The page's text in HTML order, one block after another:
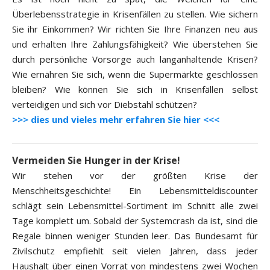
Überlebensstrategie in Krisenfällen zu stellen. Wie sichern
Sie ihr Einkommen? Wir richten Sie Ihre Finanzen neu aus
und erhalten Ihre Zahlungsfähigkeit? Wie überstehen Sie
durch persönliche Vorsorge auch langanhaltende Krisen?
Wie ernähren Sie sich, wenn die Supermärkte geschlossen
bleiben? Wie können Sie sich in Krisenfällen selbst
verteidigen und sich vor Diebstahl schützen?
>>> dies und vieles mehr erfahren Sie hier <<<
Vermeiden Sie Hunger in der Krise!
Wir stehen vor der größten Krise der
Menschheitsgeschichte! Ein Lebensmitteldiscounter
schlägt sein Lebensmittel-Sortiment im Schnitt alle zwei
Tage komplett um. Sobald der Systemcrash da ist, sind die
Regale binnen weniger Stunden leer. Das Bundesamt für
Zivilschutz empfiehlt seit vielen Jahren, dass jeder
Haushalt über einen Vorrat von mindestens zwei Wochen